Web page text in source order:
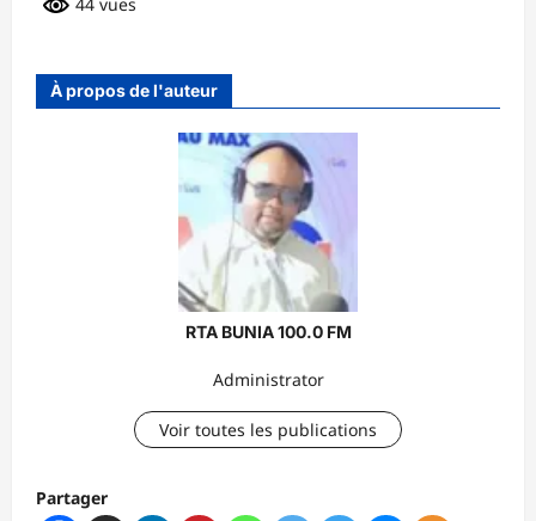
À propos de l'auteur
RTA BUNIA 100.0 FM
Administrator
Voir toutes les publications
Partager